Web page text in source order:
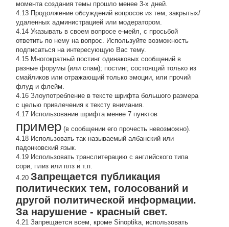
момента создания темы прошло менее 3-х дней.
4.13 Продолжение обсyждений вопросов из тем, закpытых/
удаленных администрацией или модератором.
4.14 Указывать в своем вопросе е-мейл, с просьбой
ответить по нему на вопрос. Используйте возможность
подписаться на интересующую Вас тему.
4.15 Многократный постинг одинаковых сообщений в
разные форумы (или спам); постинг, состоящий только из
смайликов или отражающий только эмоции, или прочий
флуд и флейм.
4.16 Злоупотребление в тексте шрифта большого размера
с целью привлечения к тексту внимания.
4.17 Использование шрифта менее 7 пунктов
пример (в сообщении его прочесть невозможно).
4.18 Использовать так называемый албанский или
падонковский язык.
4.19 Использовать транслитерацию с английского типа
сори, плиз или плз и т.п.
4.20Запрещается публикация
политических тем, голосований и
другой политической информации.
За нарушение - красный свет.
4.21 Запрещается всем, кроме Sinoptika, использовать